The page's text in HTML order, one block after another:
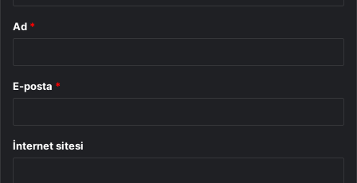
Ad *
E-posta *
İnternet sitesi